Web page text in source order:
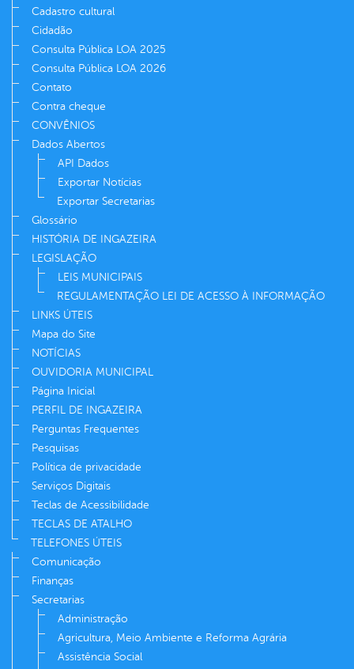
Cadastro cultural
Cidadão
Consulta Pública LOA 2025
Consulta Pública LOA 2026
Contato
Contra cheque
CONVÊNIOS
Dados Abertos
API Dados
Exportar Notícias
Exportar Secretarias
Glossário
HISTÓRIA DE INGAZEIRA
LEGISLAÇÃO
LEIS MUNICIPAIS
REGULAMENTAÇÃO LEI DE ACESSO À INFORMAÇÃO
LINKS ÚTEIS
Mapa do Site
NOTÍCIAS
OUVIDORIA MUNICIPAL
Página Inicial
PERFIL DE INGAZEIRA
Perguntas Frequentes
Pesquisas
Política de privacidade
Serviços Digitais
Teclas de Acessibilidade
TECLAS DE ATALHO
TELEFONES ÚTEIS
Comunicação
Finanças
Secretarias
Administração
Agricultura, Meio Ambiente e Reforma Agrária
Assistência Social